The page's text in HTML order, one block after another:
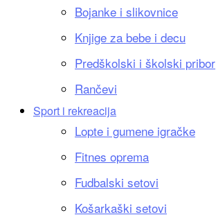
Bojanke i slikovnice
Knjige za bebe i decu
Predškolski i školski pribor
Rančevi
Sport i rekreacija
Lopte i gumene igračke
Fitnes oprema
Fudbalski setovi
Košarkaški setovi